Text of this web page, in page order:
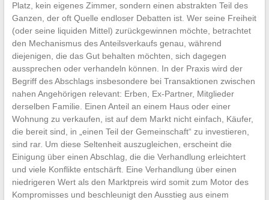
Platz, kein eigenes Zimmer, sondern einen abstrakten Teil des
Ganzen, der oft Quelle endloser Debatten ist. Wer seine Freiheit
(oder seine liquiden Mittel) zurückgewinnen möchte, betrachtet
den Mechanismus des Anteilsverkaufs genau, während
diejenigen, die das Gut behalten möchten, sich dagegen
aussprechen oder verhandeln können. In der Praxis wird der
Begriff des Abschlags insbesondere bei Transaktionen zwischen
nahen Angehörigen relevant: Erben, Ex-Partner, Mitglieder
derselben Familie. Einen Anteil an einem Haus oder einer
Wohnung zu verkaufen, ist auf dem Markt nicht einfach, Käufer,
die bereit sind, in „einen Teil der Gemeinschaft“ zu investieren,
sind rar. Um diese Seltenheit auszugleichen, erscheint die
Einigung über einen Abschlag, die die Verhandlung erleichtert
und viele Konflikte entschärft. Eine Verhandlung über einen
niedrigeren Wert als den Marktpreis wird somit zum Motor des
Kompromisses und beschleunigt den Ausstieg aus einem